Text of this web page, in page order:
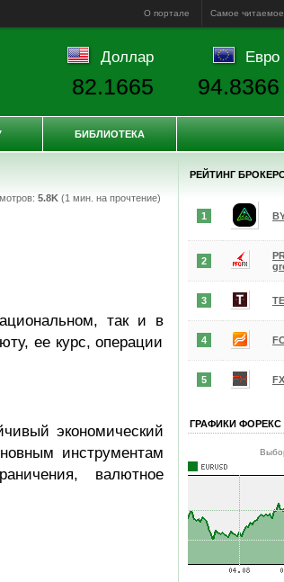
О портале Самое читаемое
5.8K(1 мин. на прочтение)
так и в
ее курс, операции
экономический
инструментам
валютное
РЕЙТИНГ
1
2
3
4
5
ГРАФИКИ ФОРЕКС
Доллар
82.1665
Евро
94.8366
БИБЛИОТЕКА